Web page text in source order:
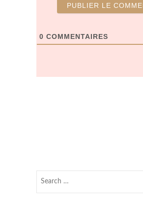
0 COMMENTAIRES